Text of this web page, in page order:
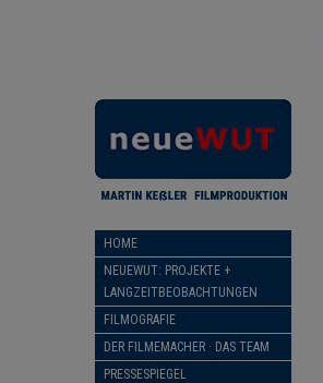
HOME
NEUEWUT: PROJEKTE +
LANGZEITBEOBACHTUNGEN
FILMOGRAFIE
DER FILMEMACHER · DAS TEAM
PRESSESPIEGEL